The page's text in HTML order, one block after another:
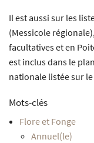
Il est aussi sur les
(Messicole
facultatives et en
est inclus dans le
nationale listée sur le
Mots-clés
Flore et Fonge
Annuel(le)